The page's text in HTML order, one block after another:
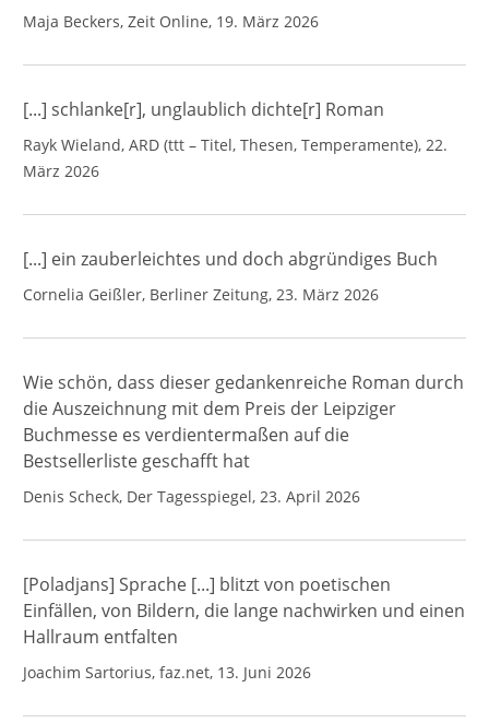
Maja Beckers, Zeit Online, 19. März 2026
[...] schlanke[r], unglaublich dichte[r] Roman
Rayk Wieland, ARD (ttt – Titel, Thesen, Temperamente), 22.
März 2026
[...] ein zauberleichtes und doch abgründiges Buch
Cornelia Geißler, Berliner Zeitung, 23. März 2026
Wie schön, dass dieser gedankenreiche Roman durch
die Auszeichnung mit dem Preis der Leipziger
Buchmesse es verdientermaßen auf die
Bestsellerliste geschafft hat
Denis Scheck, Der Tagesspiegel, 23. April 2026
[Poladjans] Sprache [...] blitzt von poetischen
Einfällen, von Bildern, die lange nachwirken und einen
Hallraum entfalten
Joachim Sartorius, faz.net, 13. Juni 2026